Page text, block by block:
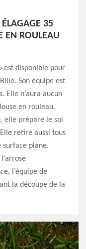
ÉLAGAGE 35
EN ROULEAU
est disponible pour
Son équipe est
Elle n’aura aucun
en rouleau.
elle prépare le sol
retire aussi tous
surface plane.
l’équipe de
la découpe de la